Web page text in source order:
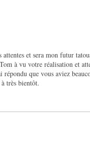
et sera mon futur
à vu votre réalisation et
que vous aviez
très bientôt.